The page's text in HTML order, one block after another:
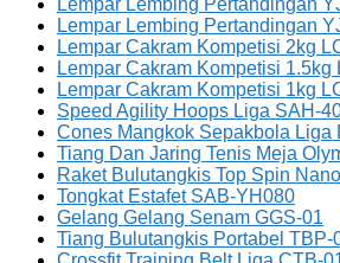
Lempar Lembing Pertandingan
Lempar Lembing Pertandingan
Lempar Cakram Kompetisi 2kg
Lempar Cakram Kompetisi 1.5kg
Lempar Cakram Kompetisi 1kg
Speed Agility Hoops Liga SAH-
Cones Mangkok Sepakbola Liga
Tiang Dan Jaring Tenis Meja
Raket Bulutangkis Top Spin
Tongkat Estafet SAB-YH080
Gelang Gelang Senam GGS-01
Tiang Bulutangkis Portabel TBP-